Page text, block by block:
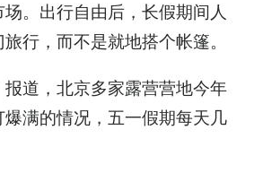
。出行自由后，长假期间人
行，而不是就地搭个帐篷。
报道，北京多家露营营地今年
满的情况，五一假期每天几